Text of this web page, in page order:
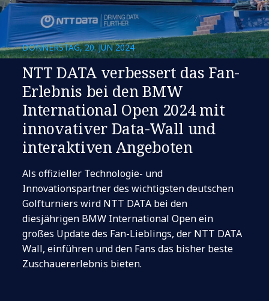
DONNERSTAG, 20. JUN 2024
NTT DATA verbessert das Fan-
Erlebnis bei den BMW
International Open 2024 mit
innovativer Data-Wall und
interaktiven Angeboten
Als offizieller Technologie- und
Innovationspartner des wichtigsten deutschen
Golfturniers wird NTT DATA bei den
diesjährigen BMW International Open ein
großes Update des Fan-Lieblings, der NTT DATA
Wall, einführen und den Fans das bisher beste
Zuschauererlebnis bieten.